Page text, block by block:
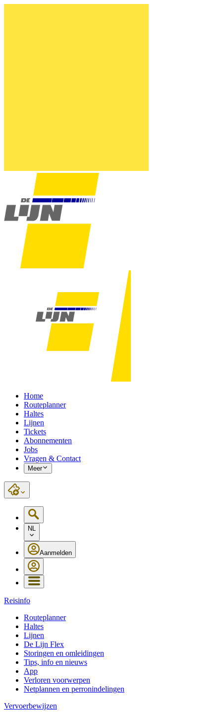
Home
Routeplanner
Haltes
Lijnen
Tickets
Abonnementen
Jobs
Vragen & Contact
Meer
NL
Aanmelden
Reisinfo
Routeplanner
Haltes
Lijnen
De Lijn Flex
Storingen en omleidingen
Tips, info en nieuws
App
Verloren voorwerpen
Netplannen en perronindelingen
Vervoerbewijzen